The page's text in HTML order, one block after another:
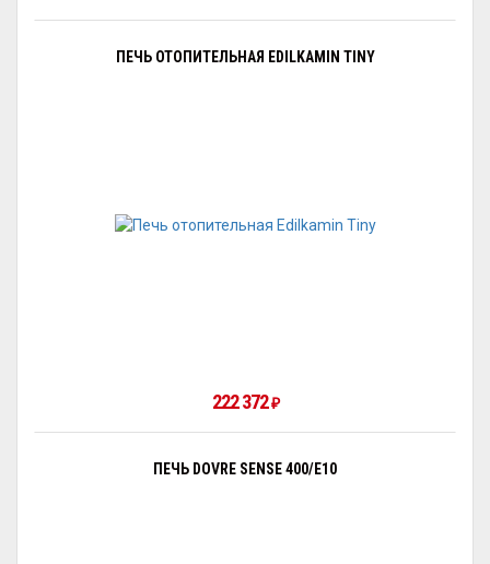
ПЕЧЬ ОТОПИТЕЛЬНАЯ EDILKAMIN TINY
222 372₽
ПЕЧЬ DOVRE SENSE 400/E10